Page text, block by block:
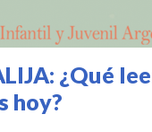
¿Qué
hoy?